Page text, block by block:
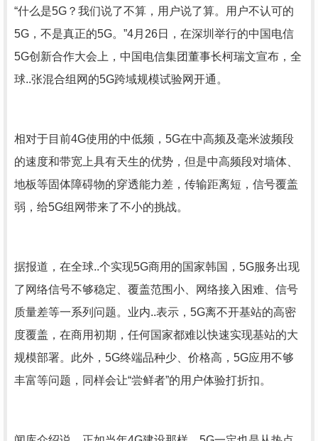
“什么是5G？我们说了不算，用户说了算。用户不认可的
5G，不是真正的5G。”4月26日，在深圳举行的中国电信
5G创新合作大会上，中国电信集团董事长柯瑞文宣布，全
球..张混合组网的5G跨域规模试验网开通。
相对于目前4G使用的中低频，5G在中高频及毫米波频段
的速度和带宽上具有天生的优势，但是中高频段对墙体、
地板等固体障碍物的穿透能力差，传输距离短，信号覆盖
弱，给5G组网带来了不小的挑战。
据报道，在全球..个实现5G商用的国家韩国，5G服务出现
了网络信号不够稳定、覆盖范围小、网络接入困难、信号
质量差等一系列问题。业内..表示，5G离不开基站的高密
度覆盖，在商用初期，任何国家都难以快速实现基站的大
规模部署。此外，5G终端品种少、价格高，5G应用不够
丰富等问题，同样会让“尝鲜者”的用户体验打折扣。